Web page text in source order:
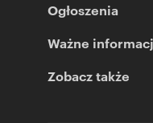
Ogłoszenia
Ważne
Zobacz także